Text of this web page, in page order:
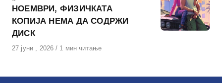
НОЕМВРИ, ФИЗИЧКАТА
КОПИЈА НЕМА ДА СОДРЖИ
ДИСК
Објавено
27 јуни , 2026 1 мин читање